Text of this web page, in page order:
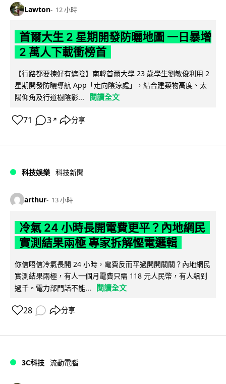
Lawton 12 小時
首爾大生 2 星期開發防曬地圖 一日暴增
2 萬人下載衝榜首
【行路都要揀好有遮陰】南韓首爾大學 23 歲學生劉敏俊利用 2
星期開發防曬導航 App「走向陰涼處」，結合建築物高度、太
陽仰角及行道樹陰影...
閱讀全文
71 3 ↗ 分享
科技娛樂 科技新聞
arthur 13 小時
冷氣 24 小時長開電費更平？內地網民
實測結果兩極 專家拆解慳電邏輯
你信唔信冷氣長開 24 小時，電費反而平過開開關關？內地網民
實測結果兩極，有人一個月電費只需 118 元人民幣，有人飆到
過千。電力部門話不能...
閱讀全文
28 分享
3C科技 流動電腦